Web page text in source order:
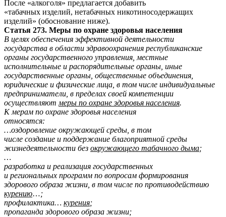
После «алкоголя» предлагается добавить
«табачных изделий, нетабачных никотиносодержащих
изделий» (обоснование ниже).
Статья 273. Меры по охране здоровья населения
В целях обеспечения эффективной деятельности
государства в области здравоохранения республиканские
органы государственного управления, местные
исполнительные и распорядительные органы, иные
государственные органы, общественные объединения,
юридические и физические лица, в том числе индивидуальные
предприниматели, в пределах своей компетенции
осуществляют меры по охране здоровья населения.
К мерам по охране здоровья населения
относятся:
…оздоровление окружающей среды, в том
числе создание и поддержание благоприятной среды
жизнедеятельности без окружающего табачного дыма;
…
разработка и реализация государственных
и региональных программ по вопросам формирования
здорового образа жизни, в том числе по противодействию
курению…;
профилактика… курения;
пропаганда здорового образа жизни;